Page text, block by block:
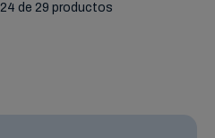
de 29 productos